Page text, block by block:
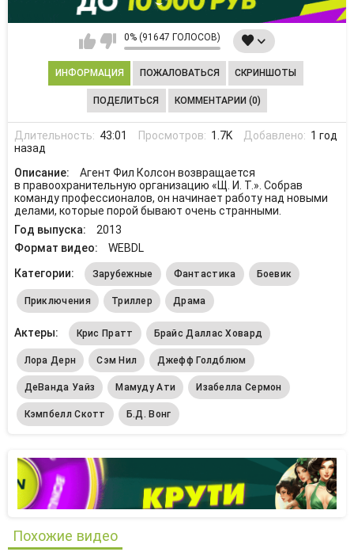
0% (91647 ГОЛОСОВ)
ИНФОРМАЦИЯ ПОЖАЛОВАТЬСЯ СКРИНШОТЫ
ПОДЕЛИТЬСЯ КОММЕНТАРИИ (0)
Длительность: 43:01 Просмотров: 1.7K Добавлено: 1 год
назад
Описание:
Агент Фил Колсон возвращается
в правоохранительную организацию «Щ. И. Т.». Собрав
команду профессионалов, он начинает работу над новыми
делами, которые порой бывают очень странными.
Год выпуска:
2013
Формат видео:
WEBDL
Категории:
Зарубежные Фантастика Боевик
Приключения Триллер Драма
Актеры: Крис Пратт Брайс Даллас Ховард
Лора Дерн Сэм Нил Джефф Голдблюм
ДеВанда Уайз Мамуду Ати Изабелла Сермон
Кэмпбелл Скотт Б.Д. Вонг
Похожие видео